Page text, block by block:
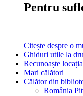
Pentru
Citește despre o
Ghiduri utile la
Recunoaște locația
Mari călători
Călător din
România